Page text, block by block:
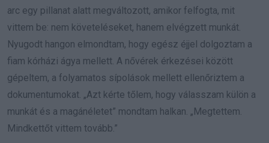
arc egy pillanat alatt megváltozott, amikor felfogta, mit
vittem be: nem követeléseket, hanem elvégzett munkát.
Nyugodt hangon elmondtam, hogy egész éjjel dolgoztam a
fiam kórházi ágya mellett. A nővérek érkezései között
gépeltem, a folyamatos sípolások mellett ellenőriztem a
dokumentumokat. „Azt kérte tőlem, hogy válasszam külön a
munkát és a magánéletet” mondtam halkan. „Megtettem.
Mindkettőt vittem tovább.”